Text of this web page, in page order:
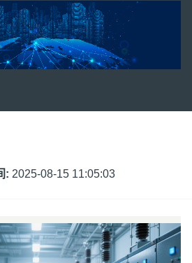
: 2025-08-15 11:05:03